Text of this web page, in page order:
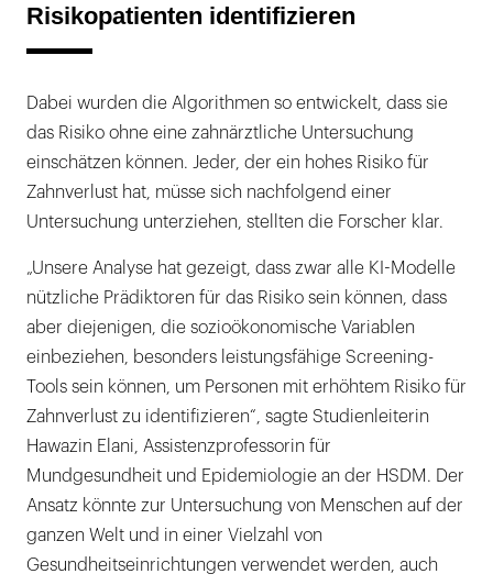
Risikopatienten identifizieren
Dabei wurden die Algorithmen so entwickelt, dass sie
das Risiko ohne eine zahnärztliche Untersuchung
einschätzen können. Jeder, der ein hohes Risiko für
Zahnverlust hat, müsse sich nachfolgend einer
Untersuchung unterziehen, stellten die Forscher klar.
„Unsere Analyse hat gezeigt, dass zwar alle KI-Modelle
nützliche Prädiktoren für das Risiko sein können, dass
aber diejenigen, die sozioökonomische Variablen
einbeziehen, besonders leistungsfähige Screening-
Tools sein können, um Personen mit erhöhtem Risiko für
Zahnverlust zu identifizieren“, sagte Studienleiterin
Hawazin Elani, Assistenzprofessorin für
Mundgesundheit und Epidemiologie an der HSDM. Der
Ansatz könnte zur Untersuchung von Menschen auf der
ganzen Welt und in einer Vielzahl von
Gesundheitseinrichtungen verwendet werden, auch